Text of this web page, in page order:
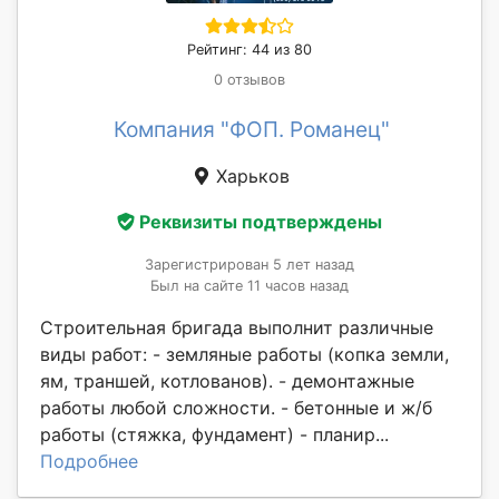
Рейтинг: 44 из 80
0 отзывов
Компания "ФОП. Романец"
Харьков
Реквизиты подтверждены
Зарегистрирован 5 лет назад
Был на сайте 11 часов назад
Строительная бригада выполнит различные
виды работ: - земляные работы (копка земли,
ям, траншей, котлованов). - демонтажные
работы любой сложности. - бетонные и ж/б
работы (стяжка, фундамент) - планир...
Подробнее